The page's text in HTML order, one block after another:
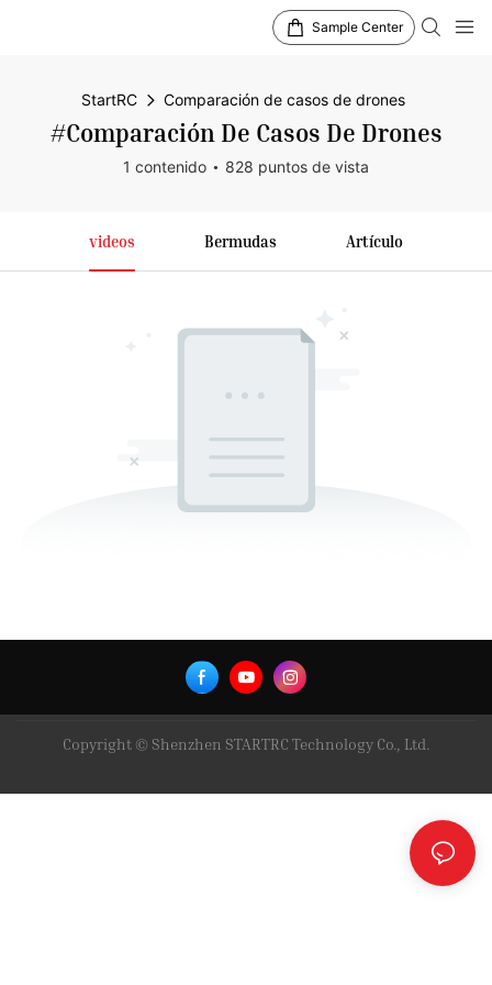
Sample Center
StartRC Comparación de casos de drones
#Comparación De Casos De Drones
1 contenido 828 puntos de vista
videos Bermudas Artículo
Copyright © Shenzhen STARTRC Technology Co., Ltd.